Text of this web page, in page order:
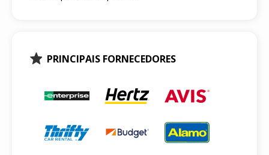
PRINCIPAIS FORNECEDORES